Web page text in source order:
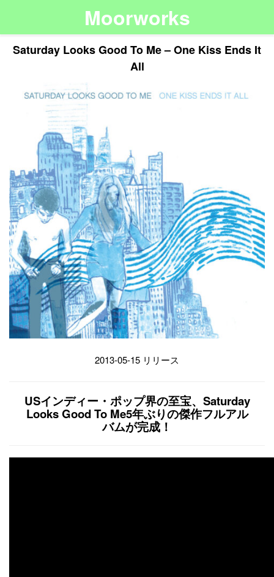
Moorworks
Saturday Looks Good To Me – One Kiss Ends It
All
2013-05-15 リリース
USインディー・ポップ界の至宝、Saturday
Looks Good To Me5年ぶりの傑作フルアル
バムが完成！